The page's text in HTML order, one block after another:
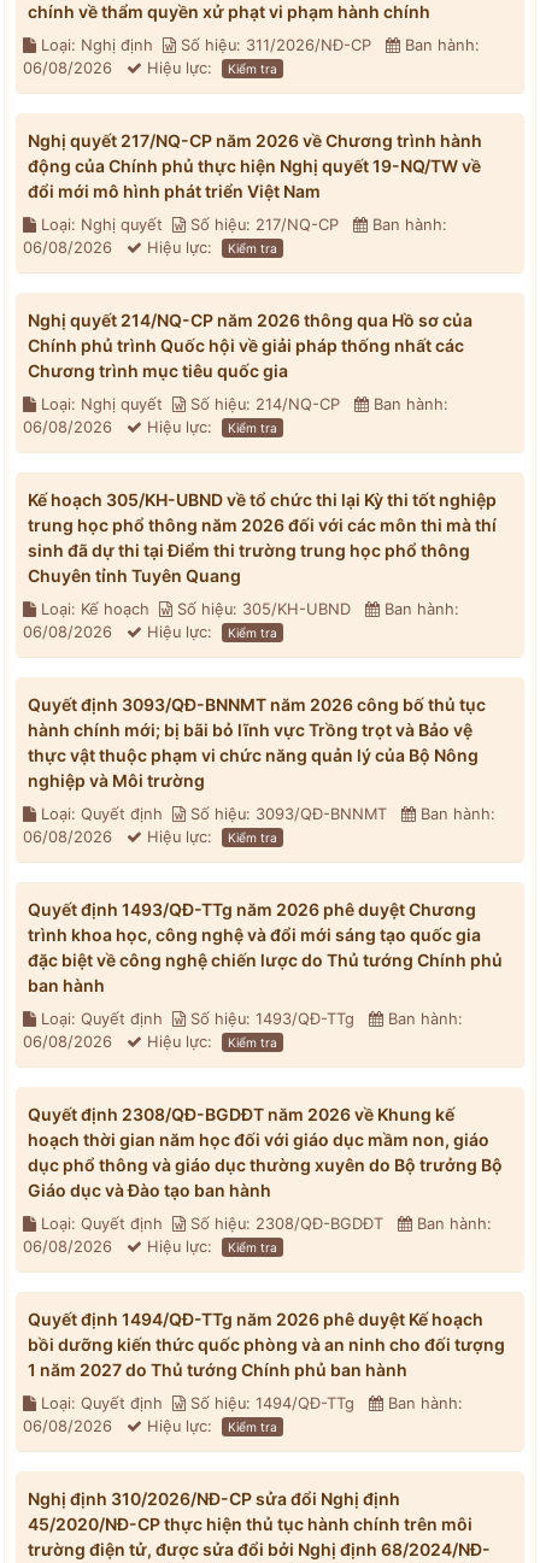
chính về thẩm quyền xử phạt vi phạm hành chính
Loại: Nghị định Số hiệu: 311/2026/NĐ-CP
Ban hành:
06/08/2026
Hiệu lực: Kiểm tra
Nghị quyết 217/NQ-CP năm 2026 về Chương trình hành
động của Chính phủ thực hiện Nghị quyết 19-NQ/TW về
đổi mới mô hình phát triển Việt Nam
Loại: Nghị quyết Số hiệu: 217/NQ-CP
Ban hành:
06/08/2026
Hiệu lực: Kiểm tra
Nghị quyết 214/NQ-CP năm 2026 thông qua Hồ sơ của
Chính phủ trình Quốc hội về giải pháp thống nhất các
Chương trình mục tiêu quốc gia
Loại: Nghị quyết Số hiệu: 214/NQ-CP
Ban hành:
06/08/2026
Hiệu lực: Kiểm tra
Kế hoạch 305/KH-UBND về tổ chức thi lại Kỳ thi tốt nghiệp
trung học phổ thông năm 2026 đối với các môn thi mà thí
sinh đã dự thi tại Điểm thi trường trung học phổ thông
Chuyên tỉnh Tuyên Quang
Loại: Kế hoạch Số hiệu: 305/KH-UBND
Ban hành:
06/08/2026
Hiệu lực: Kiểm tra
Quyết định 3093/QĐ-BNNMT năm 2026 công bố thủ tục
hành chính mới; bị bãi bỏ lĩnh vực Trồng trọt và Bảo vệ
thực vật thuộc phạm vi chức năng quản lý của Bộ Nông
nghiệp và Môi trường
Loại: Quyết định Số hiệu: 3093/QĐ-BNNMT
Ban hành:
06/08/2026
Hiệu lực: Kiểm tra
Quyết định 1493/QĐ-TTg năm 2026 phê duyệt Chương
trình khoa học, công nghệ và đổi mới sáng tạo quốc gia
đặc biệt về công nghệ chiến lược do Thủ tướng Chính phủ
ban hành
Loại: Quyết định Số hiệu: 1493/QĐ-TTg
Ban hành:
06/08/2026
Hiệu lực: Kiểm tra
Quyết định 2308/QĐ-BGDĐT năm 2026 về Khung kế
hoạch thời gian năm học đối với giáo dục mầm non, giáo
dục phổ thông và giáo dục thường xuyên do Bộ trưởng Bộ
Giáo dục và Đào tạo ban hành
Loại: Quyết định Số hiệu: 2308/QĐ-BGDĐT
Ban hành:
06/08/2026
Hiệu lực: Kiểm tra
Quyết định 1494/QĐ-TTg năm 2026 phê duyệt Kế hoạch
bồi dưỡng kiến thức quốc phòng và an ninh cho đối tượng
1 năm 2027 do Thủ tướng Chính phủ ban hành
Loại: Quyết định Số hiệu: 1494/QĐ-TTg
Ban hành:
06/08/2026
Hiệu lực: Kiểm tra
Nghị định 310/2026/NĐ-CP sửa đổi Nghị định
45/2020/NĐ-CP thực hiện thủ tục hành chính trên môi
trường điện tử, được sửa đổi bởi Nghị định 68/2024/NĐ-